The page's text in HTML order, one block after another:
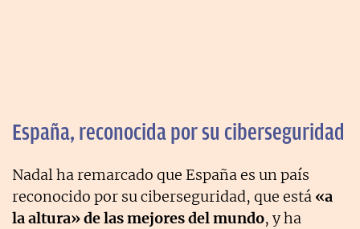
España, reconocida por su ciberseguridad
Nadal ha remarcado que España es un país
reconocido por su ciberseguridad, que está «a
la altura» de las mejores del mundo, y ha